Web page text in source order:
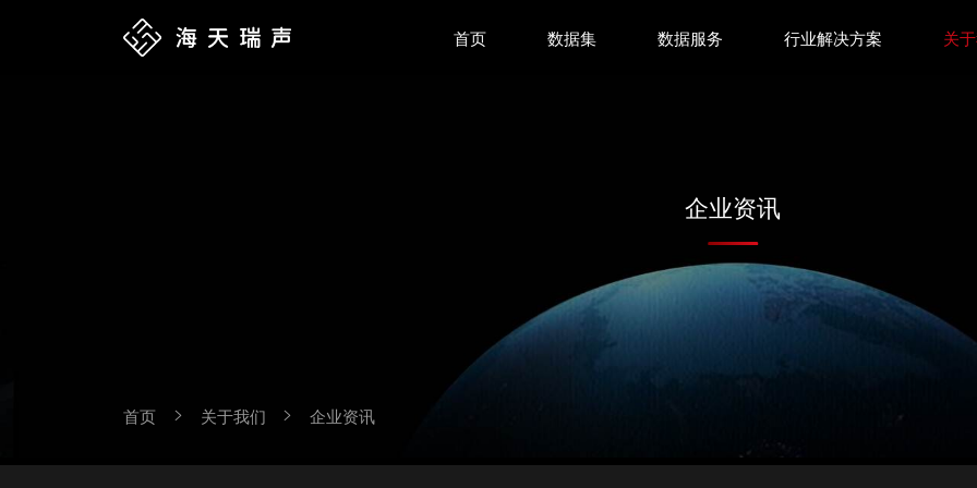
首页 数据集 数据服务 行业解决方案 关
企业资讯
首页 关于我们 企业资讯